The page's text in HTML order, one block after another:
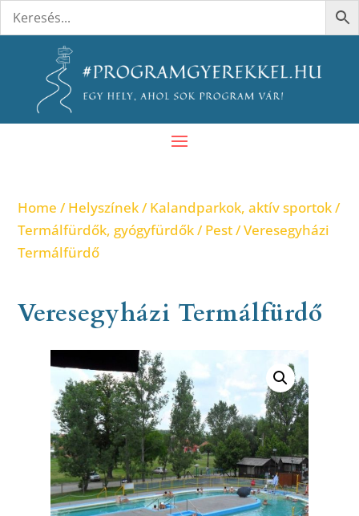
Home /Helyszínek/Kalandparkok, aktív sportok/
Termálfürdők, gyógyfürdők/Pest/ Veresegyházi
Termálfürdő
Veresegyházi Termálfürdő